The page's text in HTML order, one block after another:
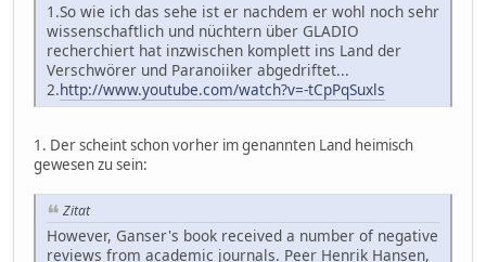
1.So wie ich das sehe ist er nachdem er wohl noch sehr
wissenschaftlich und nüchtern über GLADIO
recherchiert hat inzwischen komplett ins Land der
Verschwörer und Paranoiiker abgedriftet...
2.http://www.youtube.com/watch?v=-tCpPqSuxls
1. Der scheint schon vorher im genannten Land heimisch
gewesen zu sein:
Zitat
However, Ganser's book received a number of negative
reviews from academic journals. Peer Henrik Hansen,